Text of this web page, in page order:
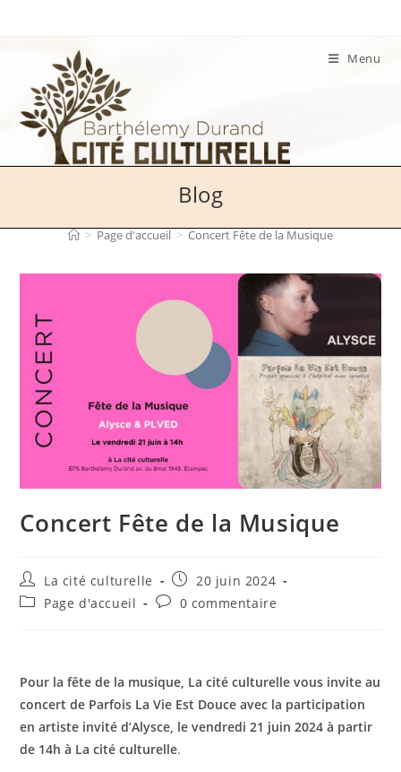
Menu
Blog
> Page d'accueil > Concert Fête de la Musique
Concert Fête de la Musique
Auteur/autrice
de
la
La cité culturelle
Publication
publiée :
20 juin 2024
PostPage d'accueil
Commentaires
0 commentaire
Pour la fête de la musique, La cité culturelle vous invite au
concert de Parfois La Vie Est Douce avec la participation
en artiste invité d’Alysce, le vendredi 21 juin 2024 à partir
de 14h à La cité culturelle.